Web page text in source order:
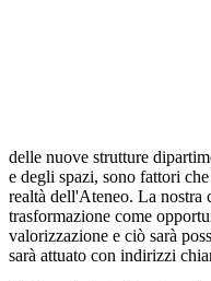
delle nuove strutture
e degli spazi, sono fattori
realtà dell'Ateneo. La nostra
trasformazione come
valorizzazione e ciò sarà
sarà attuato con indirizzi